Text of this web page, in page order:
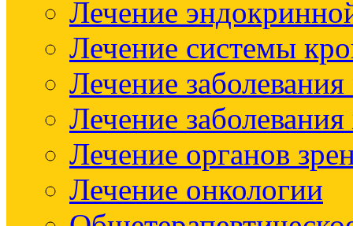
Лечение
Лечение системы
Лечение
Лечение
Лечение органов
Лечение онкологии